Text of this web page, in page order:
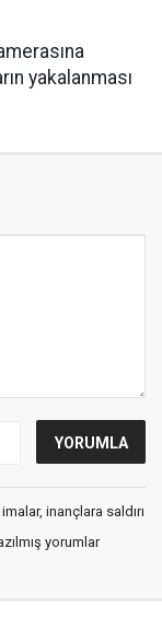
yakalanması
inançlara saldırı
yorumlar